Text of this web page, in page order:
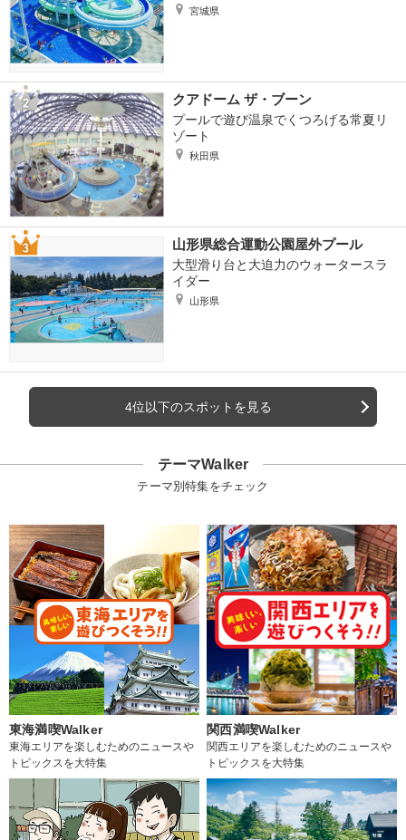
宮城県
クアドーム ザ・ブーン
プールで遊び温泉でくつろげる常夏リ
ゾート
秋田県
山形県総合運動公園屋外プール
大型滑り台と大迫力のウォータースラ
イダー
山形県
4位以下のスポットを見る
テーマWalker
テーマ別特集をチェック
東海満喫Walker
東海エリアを楽しむためのニュースや
トピックスを大特集
関西満喫Walker
関西エリアを楽しむためのニュースや
トピックスを大特集